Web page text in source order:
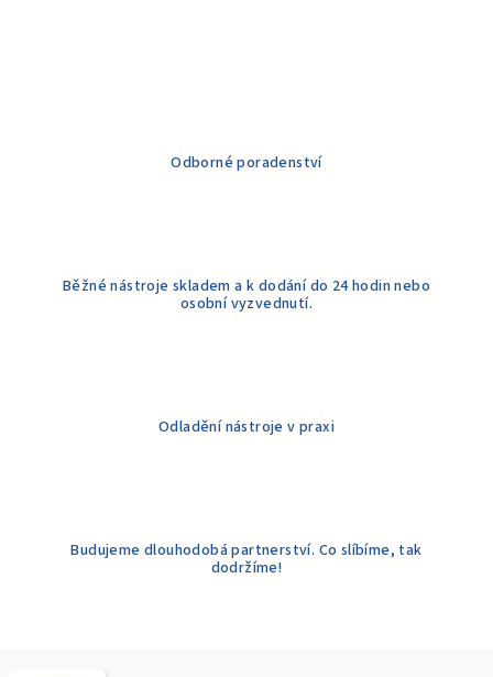
Odborné poradenství
Běžné nástroje skladem a k dodání do 24 hodin nebo
osobní vyzvednutí.
Odladění nástroje v praxi
Budujeme dlouhodobá partnerství. Co slíbíme, tak
dodržíme!